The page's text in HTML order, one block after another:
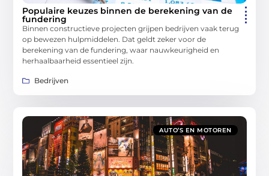
Populaire keuzes binnen de berekening van de
fundering
Binnen constructieve projecten grijpen bedrijven vaak terug
op bewezen hulpmiddelen. Dat geldt zeker voor de
berekening van de fundering, waar nauwkeurigheid en
herhaalbaarheid essentieel zijn.
Bedrijven
AUTO’S EN MOTOREN